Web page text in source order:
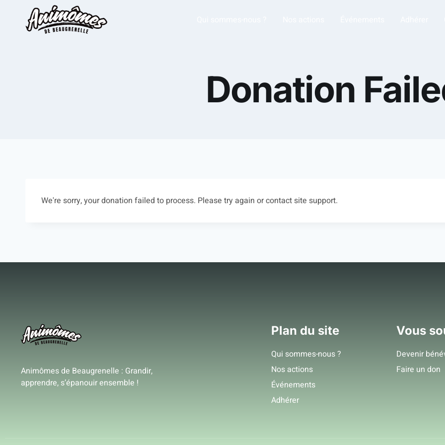
Donation
We're sorry, your donation failed to process. Please try again or contact site support.
Animômes de Beaugrenelle : Grandir,
apprendre, s’épanouir ensemble !
Plan du site
Qui sommes-nous ?
Nos actions
Événements
Adhérer
Vous
Devenir
Faire un don